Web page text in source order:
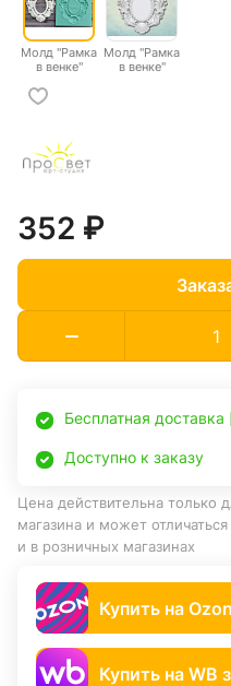
Молд "Рамка
в венке"
Молд "Рамка
в венке"
352 ₽
Бесплатная
Доступно к заказу
Цена действительна только
магазина и может
и в розничных магазинах
Купить на
Купить на WB